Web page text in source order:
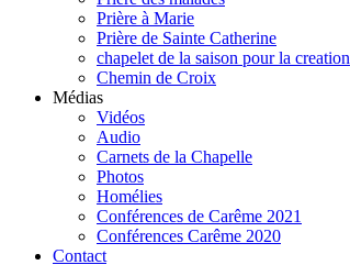
Prière à Marie
Prière de Sainte Catherine
chapelet de la saison pour la creation
Chemin de Croix
Médias
Vidéos
Audio
Carnets de la Chapelle
Photos
Homélies
Conférences de Carême 2021
Conférences Carême 2020
Contact